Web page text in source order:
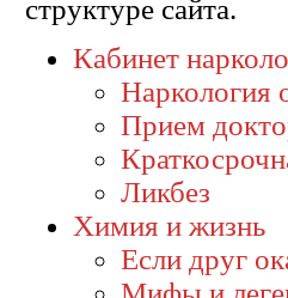
структуре сайта.
Кабинет
Наркология
Прием
Ликбез
Химия и жизнь
Если друг